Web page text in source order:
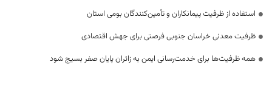
استفاده از ظرفیت پیمانکاران و تأمین‌کنندگان بومی استان
ظرفیت معدنی خراسان جنوبی فرصتی برای جهش اقتصادی
همه ظرفیت‌ها برای خدمت‌رسانی ایمن به زائران پایان صفر بسیج شود